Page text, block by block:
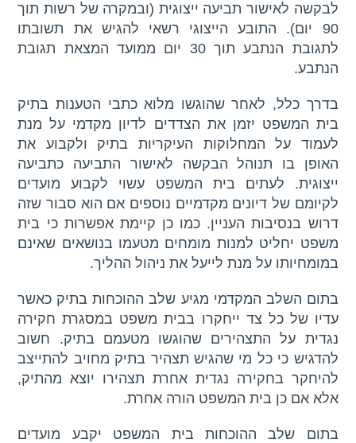
לבקשה לאישור תביעה ייצוגית (ובמקרה של רשות תוך
90 יום). התובע הייצוגי רשאי להגיש את תשובתו
לתגובת הנתבע תוך 30 יום ממועד המצאת תגובת
הנתבע.
בדרך כלל, לאחר שהוגשו מלוא כתבי הטענות בתיק
בית המשפט יזמן את הצדדים לדיון מקדמי על מנת
לעמוד על המחלוקות העיקריות בתיק ולקבוע את
האופן בו תנוהל הבקשה לאישור התביעה כתביעה
ייצוגית. לעתים בית המשפט עשוי לקבוע מועדים
לקיומם של דיונים מקדמיים נוספים אם הוא סבור שזה
דרוש בנסיבות העניין. כמו כן קיימת אפשרות כי בית
משפט יחליט למנות מומחים מטעמו בנושאים שאינם
במומחיותו על מנת לייעל את ניהול ההליך.
בתום השלב המקדמי מגיע שלב ההוכחות בתיק כאשר
עדיו של כל צד ייחקרו בבית משפט במסגרת חקירה
נגדית על התצהירים שהוגשו מטעמם בתיק. חשוב
להדגיש כי כל מי שהגיש תצהיר בתיק מחויב להתייצב
להיחקר בחקירה נגדית אחרת תצהירו יוצא מהתיק,
אלא אם כן בית המשפט הורה אחרת.
בתום שלב ההוכחות בית המשפט יקבע מועדים